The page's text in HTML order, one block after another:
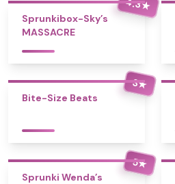
4.3★
Sprunkibox-Sky’s
MASSACRE
3★
Bite-Size Beats
5★
Sprunki Wenda’s